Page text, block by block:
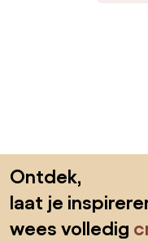
Ontdek,
laat je
wees volledig